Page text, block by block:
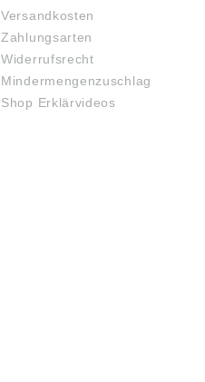
Versandkosten
Zahlungsarten
Widerrufsrecht
Mindermengenzuschlag
Shop Erklärvideos